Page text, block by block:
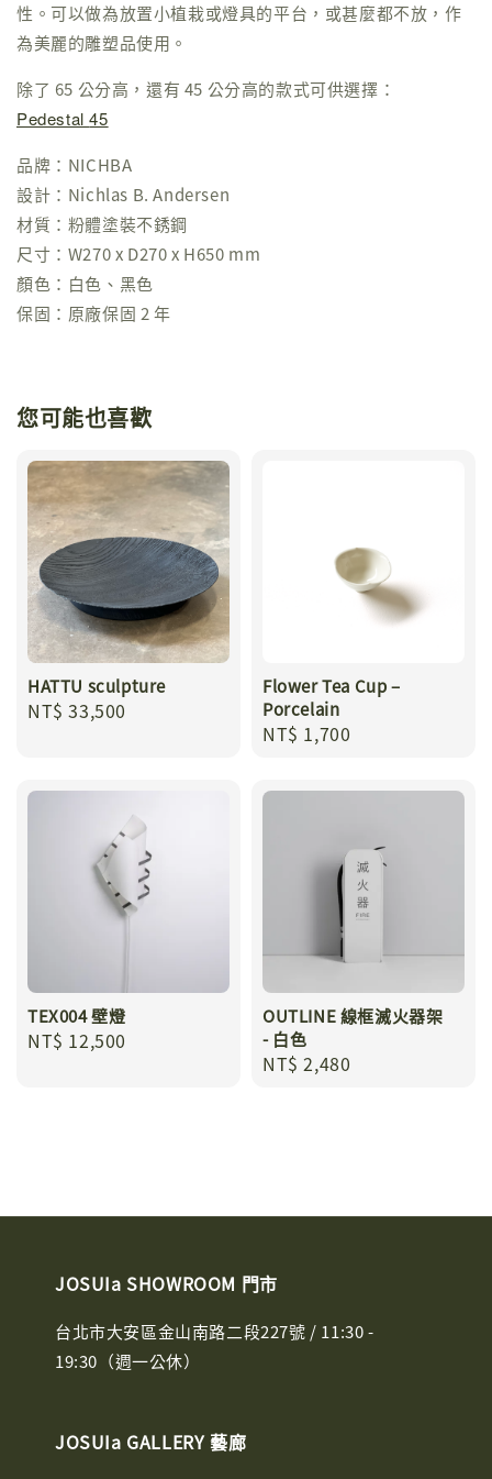
性。可以做為放置小植栽或燈具的平台，或甚麼都不放，作
為美麗的雕塑品使用。
除了 65 公分高，還有 45 公分高的款式可供選擇：
Pedestal45
品牌：NICHBA
設計：Nichlas B. Andersen
材質：粉體塗裝不銹鋼
尺寸：W270 x D270 x H650 mm
顏色：白色、黑色
保固：原廠保固 2 年
您可能也喜歡
HATTU sculpture
Regular
NT$ 33,500
Flower Tea Cup –
Porcelain
Regular
NT$ 1,700
TEX004 壁燈
Regular
NT$ 12,500
OUTLINE 線框滅火器架
- 白色
Regular
NT$ 2,480
JOSUIa SHOWROOM 門市
台北市大安區金山南路二段227號 / 11:30 -
19:30（週一公休）
JOSUIa GALLERY 藝廊